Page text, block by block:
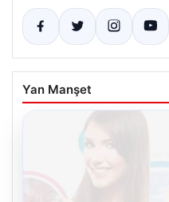
Yan Manşet